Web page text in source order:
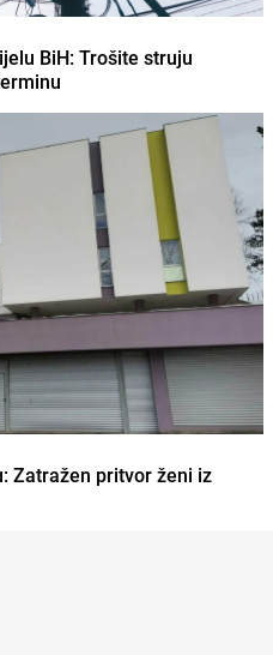
BiH: Trošite struju
Zatražen pritvor ženi iz